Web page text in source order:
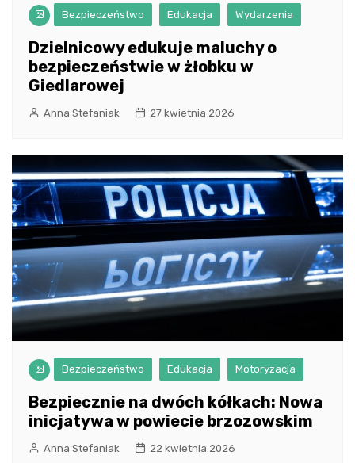
Bezpieczeństwo Edukacja Wydarzenia
Dzielnicowy edukuje maluchy o
bezpieczeństwie w żłobku w
Giedlarowej
Anna Stefaniak 27 kwietnia 2026
Bezpieczeństwo Edukacja Motoryzacja
Bezpiecznie na dwóch kółkach: Nowa
inicjatywa w powiecie brzozowskim
Anna Stefaniak 22 kwietnia 2026